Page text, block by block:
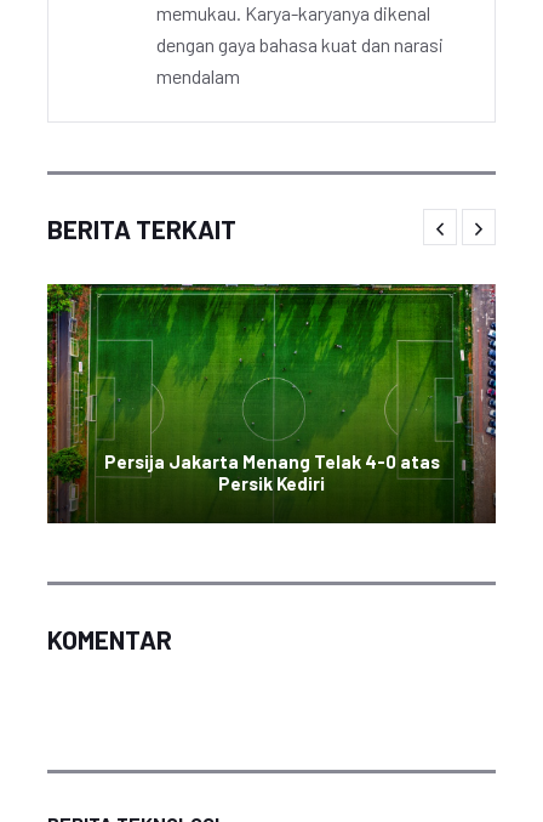
memukau. Karya-karyanya dikenal
dengan gaya bahasa kuat dan narasi
mendalam
BERITA TERKAIT
Persija Jakarta Menang Telak 4-0 atas
Persik Kediri
KOMENTAR